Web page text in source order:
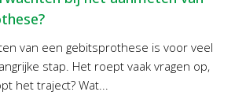
van een gebitsprothese is voor veel
stap. Het roept vaak vragen op,
het traject? Wat...